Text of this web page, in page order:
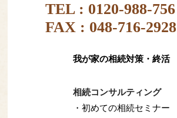
TEL : 0120-988-756
FAX : 048-716-2928
我が家の相続対策・終活
相続コンサルティング
・初めての相続セミナー